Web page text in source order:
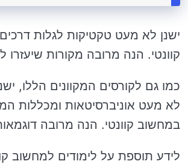
ישנן לא מעט טקטיקות לגלות
קוונטי. הנה מרובה מקורות שיעזרו
כמו גם לקורסים המקוונים הללו,
לא מעט אוניברסיטאות ומכללות
במחשוב קוונטי. הנה מרובה
לידע תוספת על לימודים למחשוב